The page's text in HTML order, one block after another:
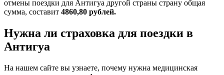
отмены поездки для Антигуа другой страны страну общая
сумма, составит 4860,80 рублей.
Нужна ли страховка для поездки в
Антигуа
На нашем сайте вы узнаете, почему нужна медицинская